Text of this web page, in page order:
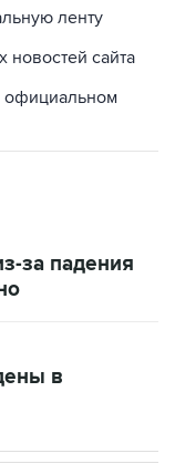
ленту
новостей сайта
официальном
за падения
в